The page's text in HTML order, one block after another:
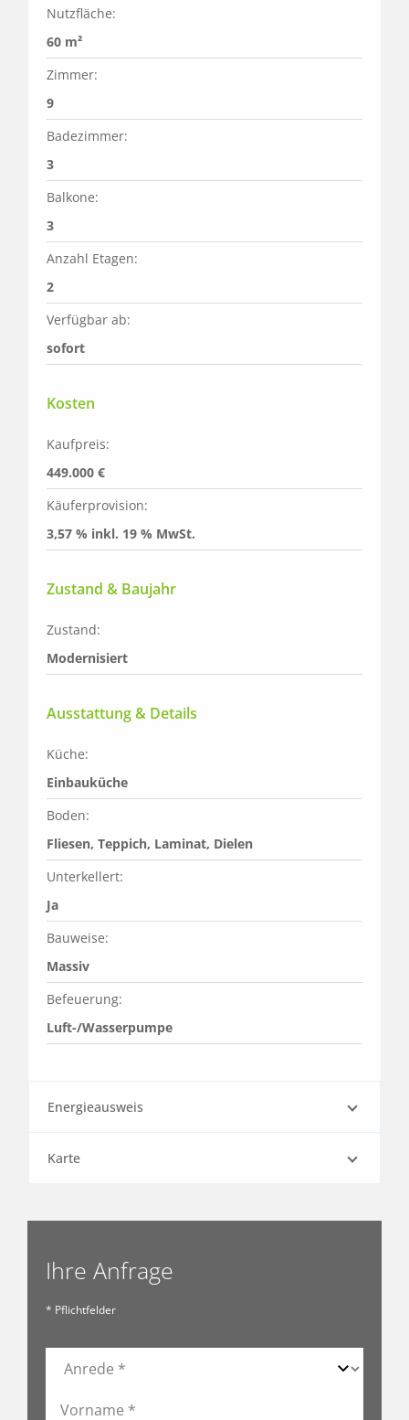
Nutzfläche:
60 m²
Zimmer:
9
Badezimmer:
3
Balkone:
3
Anzahl Etagen:
2
Verfügbar ab:
sofort
Kosten
Kaufpreis:
449.000 €
Käuferprovision:
3,57 % inkl. 19 % MwSt.
Zustand & Baujahr
Zustand:
Modernisiert
Ausstattung & Details
Küche:
Einbauküche
Boden:
Fliesen, Teppich, Laminat, Dielen
Unterkellert:
Ja
Bauweise:
Massiv
Befeuerung:
Luft-/Wasserpumpe
Energieausweis
Karte
Ihre Anfrage
* Pflichtfelder